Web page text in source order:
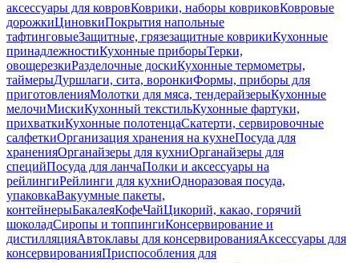
аксессуары для ковровКоврики, наборы ковриковКовровые
дорожкиЦиновкиПокрытия напольные
тафтинговыеЗащитные, грязезащитные коврикиКухонные
принадлежностиКухонные приборыТерки,
овощерезкиРазделочные доскиКухонные термометры,
таймерыДуршлаги, сита, воронкиФормы, приборы для
приготовленияМолотки для мяса, тендерайзерыКухонные
мелочиМискиКухонный текстильКухонные фартуки,
прихваткиКухонные полотенцаСкатерти, сервировочные
салфеткиОрганизация хранения на кухнеПосуда для
храненияОрганайзеры для кухниОрганайзеры для
специйПосуда для ланчаПолки и аксессуары на
рейлингиРейлинги для кухниОдноразовая посуда,
упаковкаВакуумные пакеты,
контейнерыБакалеяКофеЧайЦикорий, какао, горячий
шоколадСиропы и топпингиКонсервирование и
дистилляцияАвтоклавы для консервированияАксессуары для
консервированияПриспособления для